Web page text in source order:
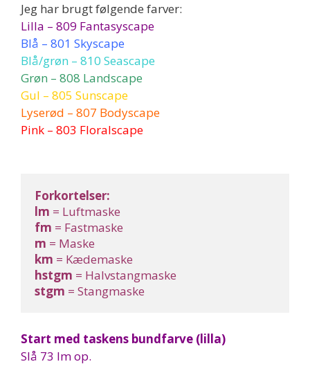
Jeg har brugt følgende farver:
Lilla – 809 Fantasyscape
Blå – 801 Skyscape
Blå/grøn – 810 Seascape
Grøn – 808 Landscape
Gul – 805 Sunscape
Lyserød – 807 Bodyscape
Pink – 803 Floralscape
Forkortelser:
lm = Luftmaske
fm = Fastmaske
m = Maske
km = Kædemaske
hstgm = Halvstangmaske
stgm = Stangmaske
Start med taskens bundfarve (lilla)
Slå 73 lm op.